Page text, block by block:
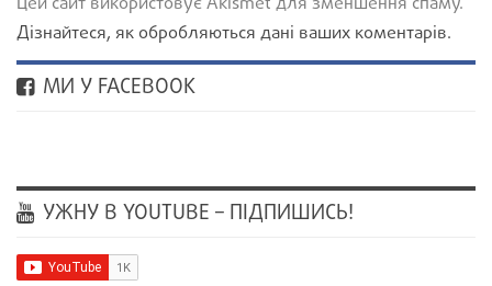
Дізнайтеся, як обробляються дані ваших коментарів.
МИ У FACEBOOK
УЖНУ В YOUTUBE – ПІДПИШИСЬ!